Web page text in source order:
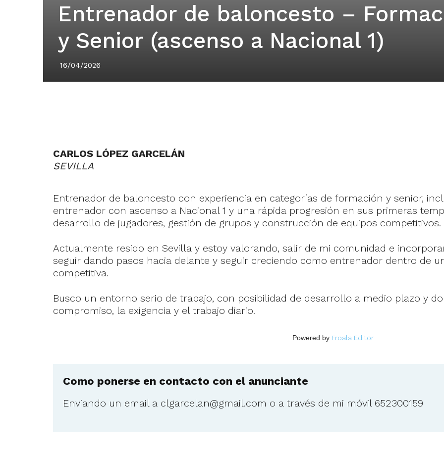
Entrenador de baloncesto –
y Senior (ascenso a Nacional 1)
16/04/2026
CARLOS LÓPEZ GARCELÁN
SEVILLA
Entrenador de baloncesto con experiencia en categorías de formación y senior,
entrenador con ascenso a Nacional 1 y una rápida progresión en sus primeras
desarrollo de jugadores, gestión de grupos y construcción de equipos competitivos.
Actualmente resido en Sevilla y estoy valorando, salir de mi comunidad e
seguir dando pasos hacia delante y seguir creciendo como entrenador dentro de
competitiva.
Busco un entorno serio de trabajo, con posibilidad de desarrollo a medio plazo y
compromiso, la exigencia y el trabajo diario.
Powered by Froala Editor
Como ponerse en contacto con el anunciante
Enviando un email a clgarcelan@gmail.com o a través de mi móvil 652300159